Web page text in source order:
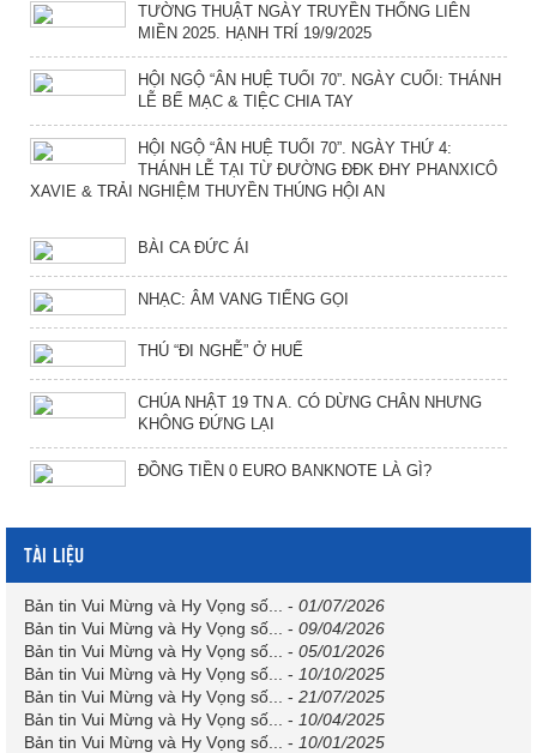
TƯỜNG THUẬT NGÀY TRUYỀN THỐNG LIÊN
MIỀN 2025. HẠNH TRÍ 19/9/2025
HỘI NGỘ “ÂN HUỆ TUỔI 70”. NGÀY CUỐI: THÁNH
LỄ BẾ MẠC & TIỆC CHIA TAY
HỘI NGỘ “ÂN HUỆ TUỔI 70”. NGÀY THỨ 4:
THÁNH LỄ TẠI TỪ ĐƯỜNG ĐĐK ĐHY PHANXICÔ
XAVIE & TRẢI NGHIỆM THUYỀN THÚNG HỘI AN
BÀI CA ĐỨC ÁI
NHẠC: ÂM VANG TIẾNG GỌI
THÚ “ĐI NGHỄ” Ở HUẾ
CHÚA NHẬT 19 TN A. CÓ DỪNG CHÂN NHƯNG
KHÔNG ĐỨNG LẠI
ĐỒNG TIỀN 0 EURO BANKNOTE LÀ GÌ?
TÀI LIỆU
Bản tin Vui Mừng và Hy Vọng số... - 01/07/2026
Bản tin Vui Mừng và Hy Vọng số...
- 09/04/2026
Bản tin Vui Mừng và Hy Vọng số...
- 05/01/2026
Bản tin Vui Mừng và Hy Vọng số...
- 10/10/2025
Bản tin Vui Mừng và Hy Vọng số...
- 21/07/2025
Bản tin Vui Mừng và Hy Vọng số...
- 10/04/2025
Bản tin Vui Mừng và Hy Vọng số...
- 10/01/2025